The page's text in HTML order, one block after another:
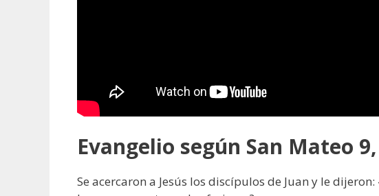
Evangelio según San Mateo
Se acercaron a Jesús los discípulos de Juan y le